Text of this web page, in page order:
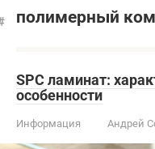
полимерный
SPC ламинат:
особенности
Информация Андрей